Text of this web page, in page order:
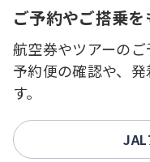
ご予約やご搭乗
航空券やツアーの
予約便の確認や、
す。
JAL